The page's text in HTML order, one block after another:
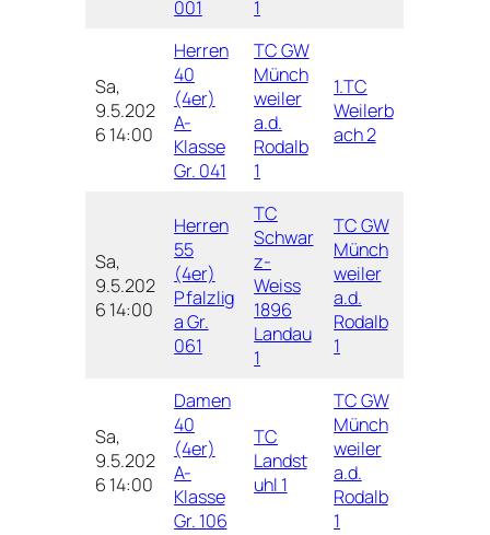
001
1
Sa,
9.5.202
6 14:00
Herren
40
(4er)
A-
Klasse
Gr. 041
TC GW
Münch
weiler
a.d.
Rodalb
1
1.TC
Weilerb
ach 2
Sa,
9.5.202
6 14:00
Herren
55
(4er)
Pfalzlig
a Gr.
061
TC
Schwar
z-
Weiss
1896
Landau
1
TC GW
Münch
weiler
a.d.
Rodalb
1
Sa,
9.5.202
6 14:00
Damen
40
(4er)
A-
Klasse
Gr. 106
TC
Landst
uhl 1
TC GW
Münch
weiler
a.d.
Rodalb
1